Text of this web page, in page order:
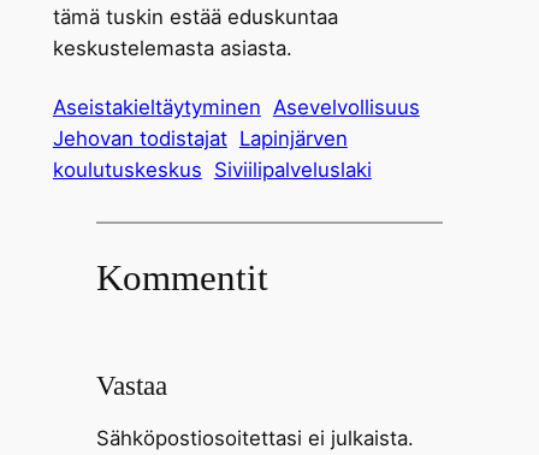
tämä tuskin estää eduskuntaa
keskustelemasta asiasta.
Aseistakieltäytyminen Asevelvollisuus
Jehovan todistajat Lapinjärven
koulutuskeskus Siviilipalveluslaki
Kommentit
Vastaa
Sähköpostiosoitettasi ei julkaista.